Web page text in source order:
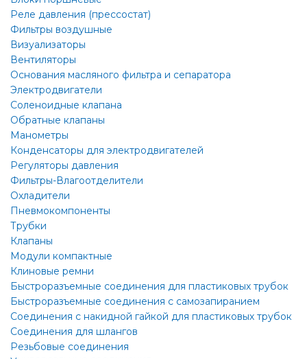
Реле давления (прессостат)
Фильтры воздушные
Визуализаторы
Вентиляторы
Основания масляного фильтра и сепаратора
Электродвигатели
Соленоидные клапана
Обратные клапаны
Манометры
Конденсаторы для электродвигателей
Регуляторы давления
Фильтры-Влагоотделители
Охладители
Пневмокомпоненты
Трубки
Клапаны
Модули компактные
Клиновые ремни
Быстроразъемные соединения для пластиковых трубок
Быстроразъемные соединения с самозапиранием
Соединения с накидной гайкой для пластиковых трубок
Соединения для шлангов
Резьбовые соединения